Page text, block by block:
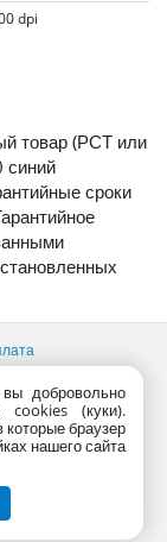
dpi
товар (РСТ или
синий
сроки
795-09-03,
защищены
добровольно
cookies (куки).
браузер
нашего сайта